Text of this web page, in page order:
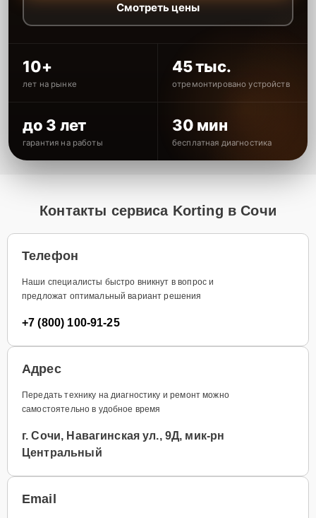
Смотреть цены
10+
лет на рынке
45 тыс.
отремонтировано устройств
до 3 лет
гарантия на работы
30 мин
бесплатная диагностика
Контакты сервиса Korting в Сочи
Телефон
Наши специалисты быстро вникнут в вопрос и
предложат оптимальный вариант решения
+7 (800) 100-91-25
Адрес
Передать технику на диагностику и ремонт можно
самостоятельно в удобное время
г. Сочи, Навагинская ул., 9Д, мик-рн
Центральный
Email